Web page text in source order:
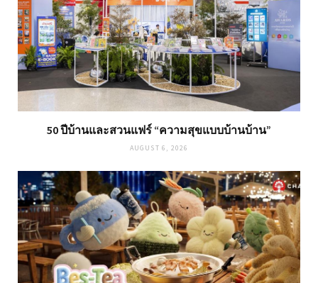
50 ปีบ้านและสวนแฟร์ “ความสุขแบบบ้านบ้าน”
AUGUST 6, 2026